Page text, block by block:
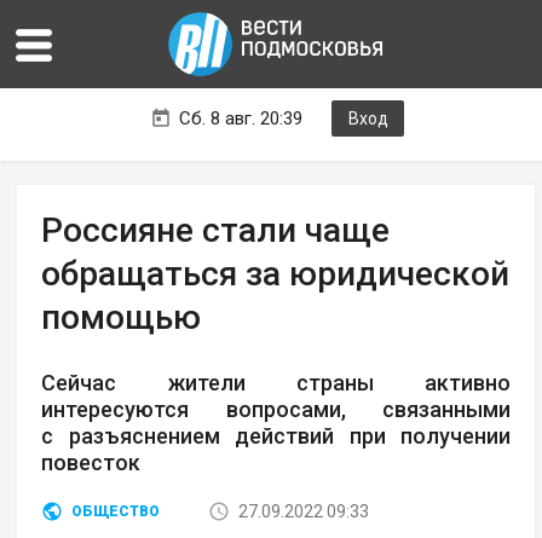
Сб. 8 авг. 20:39 Вход
Россияне стали чаще
обращаться за юридической
помощью
Сейчас жители страны активно
интересуются вопросами, связанными
с разъяснением действий при получении
повесток
ОБЩЕСТВО
27.09.2022 09:33